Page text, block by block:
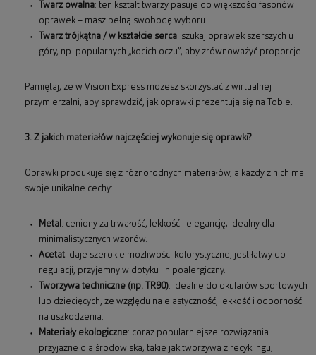
Twarz owalna: ten kształt twarzy pasuje do większości fasonów
oprawek – masz pełną swobodę wyboru.
Twarz trójkątna / w kształcie serca: szukaj oprawek szerszych u
góry, np. popularnych „kocich oczu”, aby zrównoważyć proporcje.
Pamiętaj, że w Vision Express możesz skorzystać z wirtualnej
przymierzalni, aby sprawdzić, jak oprawki prezentują się na Tobie.
3. Z jakich materiałów najczęściej wykonuje się oprawki?
Oprawki produkuje się z różnorodnych materiałów, a każdy z nich ma
swoje unikalne cechy:
Metal : ceniony za trwałość, lekkość i elegancję; idealny dla
minimalistycznych wzorów.
Acetat: daje szerokie możliwości kolorystyczne, jest łatwy do
regulacji, przyjemny w dotyku i hipoalergiczny.
Tworzywa techniczne (np. TR90): idealne do okularów sportowych
lub dziecięcych, ze względu na elastyczność, lekkość i odporność
na uszkodzenia.
Materiały ekologiczne: coraz popularniejsze rozwiązania
przyjazne dla środowiska, takie jak tworzywa z recyklingu,